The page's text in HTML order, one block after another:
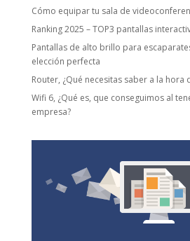
Cómo equipar tu sala de
Ranking 2025 – TOP3 pantallas
Pantallas de alto brillo para
elección perfecta
Router, ¿Qué necesitas saber a la
Wifi 6, ¿Qué es, que conseguimos al
empresa?